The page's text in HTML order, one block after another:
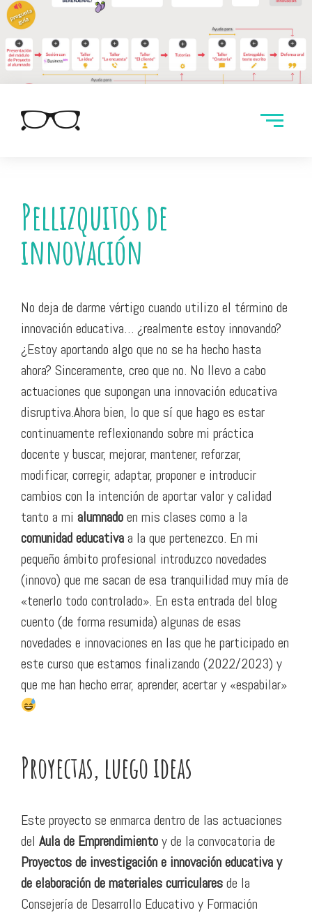
Pellizquitos de
innovación
No deja de darme vértigo cuando utilizo el término de
innovación educativa… ¿realmente estoy innovando?
¿Estoy aportando algo que no se ha hecho hasta
ahora? Sinceramente, creo que no. No llevo a cabo
actuaciones que supongan una innovación educativa
disruptiva.Ahora bien, lo que sí que hago es estar
continuamente reflexionando sobre mi práctica
docente y buscar, mejorar, mantener, reforzar,
modificar, corregir, adaptar, proponer e introducir
cambios con la intención de aportar valor y calidad
tanto a mi alumnadoen mis clases como a la
comunidad educativa a la que pertenezco. En mi
pequeño ámbito profesional introduzco novedades
(innovo) que me sacan de esa tranquilidad muy mía de
«tenerlo todo controlado». En esta entrada del blog
cuento (de forma resumida) algunas de esas
novedades e innovaciones en las que he participado en
este curso que estamos finalizando (2022/2023) y
que me han hecho errar, aprender, acertar y «espabilar»
Proyectas, luego ideas
Este proyecto se enmarca dentro de las actuaciones
del Aula de Emprendimientoy de la convocatoria de
Proyectos de investigación e innovación educativa y
de elaboración de materiales curricularesde la
Consejería de Desarrollo Educativo y Formación